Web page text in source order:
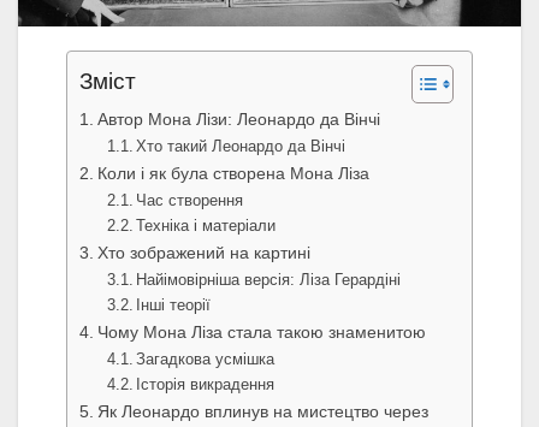
Зміст
Автор Мона Лізи: Леонардо да Вінчі
Хто такий Леонардо да Вінчі
Коли і як була створена Мона Ліза
Час створення
Техніка і матеріали
Хто зображений на картині
Найімовірніша версія: Ліза Герардіні
Інші теорії
Чому Мона Ліза стала такою знаменитою
Загадкова усмішка
Історія викрадення
Як Леонардо вплинув на мистецтво через